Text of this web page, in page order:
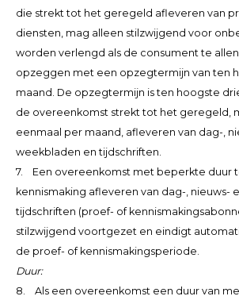
die strekt tot het geregeld afleveren van
diensten, mag alleen stilzwijgend voor
worden verlengd als de consument te
opzeggen met een opzegtermijn van ten
maand. De opzegtermijn is ten hoogste
de overeenkomst strekt tot het geregeld,
eenmaal per maand, afleveren van dag-,
weekbladen en tijdschriften.
7. Een overeenkomst met beperkte duur
kennismaking afleveren van dag-, nieuws-
tijdschriften (proef- of
stilzwijgend voortgezet en eindigt
de proef- of kennismakingsperiode.
Duur:
8. Als een overeenkomst een duur van